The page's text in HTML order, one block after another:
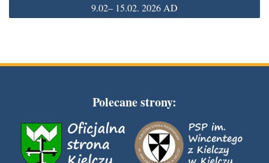
9.02– 15.02. 2026 AD
Polecane strony: